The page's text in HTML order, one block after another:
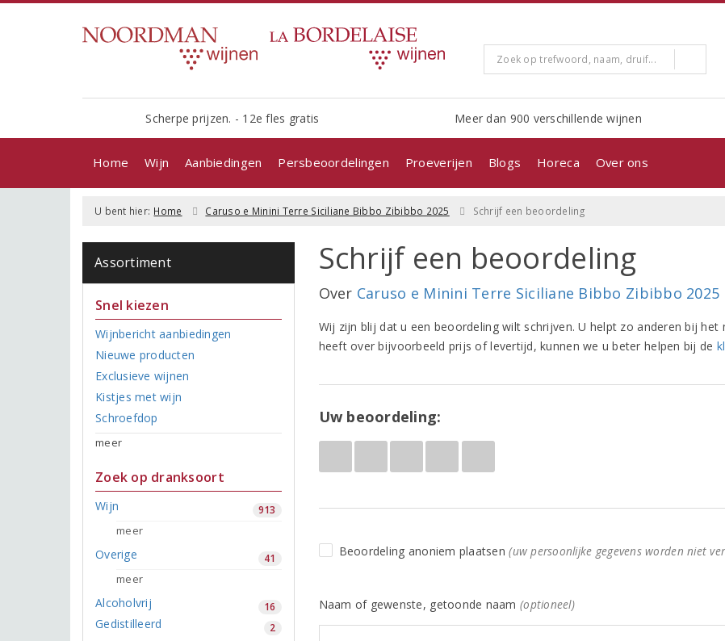
Scherpe prijzen. - 12e fles gratis Meer dan 900 verschillende wijnen
Home Wijn Aanbiedingen Persbeoordelingen Proeverijen Blogs Horeca Over ons
U bent hier: Home Caruso e Minini Terre Siciliane Bibbo Zibibbo 2025 Schrijf een beoordeling
Assortiment
Snel kiezen
Wijnbericht aanbiedingen
Nieuwe producten
Exclusieve wijnen
Kistjes met wijn
Schroefdop
meer
Zoek op dranksoort
Wijn 913
meer
Overige 41
meer
Alcoholvrij 16
Gedistilleerd 2
Schrijf een beoordeling
Over Caruso e Minini Terre Siciliane Bibbo Zibibbo 2025
Wij zijn blij dat u een beoordeling wilt schrijven. U helpt zo anderen bij
heeft over bijvoorbeeld prijs of levertijd, kunnen we u beter helpen bij de
Uw beoordeling:
Beoordeling anoniem plaatsen(uw persoonlijke gegevens worden niet
Naam of gewenste, getoonde naam(optioneel)